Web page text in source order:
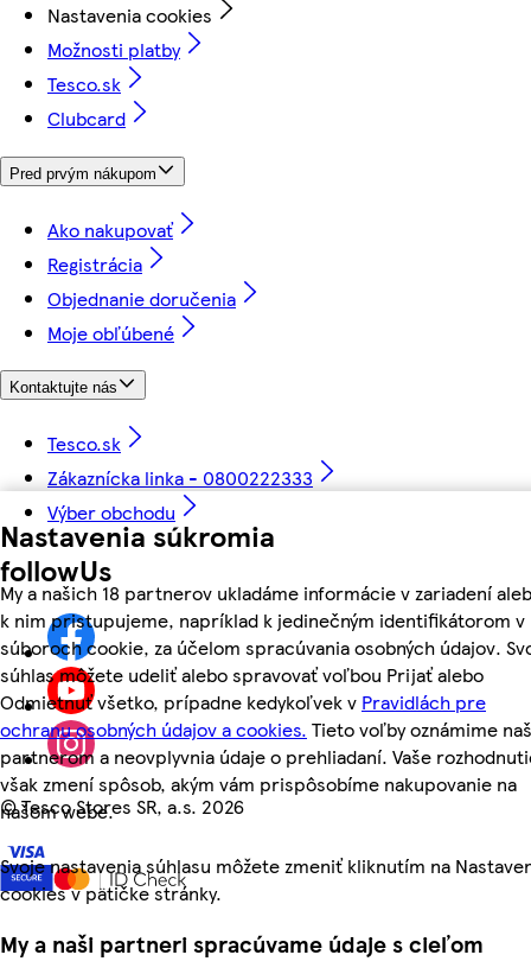
Nastavenia súkromia
My a našich 18 partnerov ukladáme informácie v zariadení
k nim pristupujeme, napríklad k jedinečným identifikátorom v
súboroch cookie, za účelom spracúvania osobných údajov.
súhlas môžete udeliť alebo spravovať voľbou Prijať alebo
Odmietnuť všetko, prípadne kedykoľvek v Pravidlách pre
ochranu osobných údajov a cookies. Tieto voľby oznámime
partnerom a neovplyvnia údaje o prehliadaní. Vaše
však zmení spôsob, akým vám prispôsobíme nakupovanie na
našom webe.
Svoje nastavenia súhlasu môžete zmeniť kliknutím na
cookies v pätičke stránky.
My a naši partneri spracúvame údaje s cieľom
Nastavenia cookies
Možnosti platby
Tesco.sk
Clubcard
Pred prvým nákupom
Ako nakupovať
Registrácia
Objednanie doručenia
Moje obľúbené
Kontaktujte nás
Tesco.sk
Zákaznícka linka - 0800222333
Výber obchodu
followUs
©Tesco Stores SR, a.s. 2026